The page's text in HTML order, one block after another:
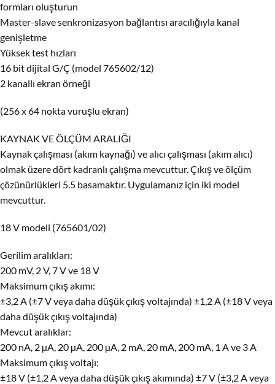
formları oluşturun
Master-slave senkronizasyon bağlantısı aracılığıyla kanal
genişletme
Yüksek test hızları
16 bit dijital G/Ç (model 765602/12)
2 kanallı ekran örneği
(256 x 64 nokta vuruşlu ekran)
KAYNAK VE ÖLÇÜM ARALIĞI
Kaynak çalışması (akım kaynağı) ve alıcı çalışması (akım alıcı)
olmak üzere dört kadranlı çalışma mevcuttur. Çıkış ve ölçüm
çözünürlükleri 5.5 basamaktır. Uygulamanız için iki model
mevcuttur.
18 V modeli (765601/02)
Gerilim aralıkları:
200 mV, 2 V, 7 V ve 18 V
Maksimum çıkış akımı:
±3,2 A (±7 V veya daha düşük çıkış voltajında) ±1,2 A (±18 V veya
daha düşük çıkış voltajında)
Mevcut aralıklar:
200 nA, 2 µA, 20 µA, 200 µA, 2 mA, 20 mA, 200 mA, 1 A ve 3 A
Maksimum çıkış voltajı:
±18 V (±1,2 A veya daha düşük çıkış akımında) ±7 V (±3,2 A veya